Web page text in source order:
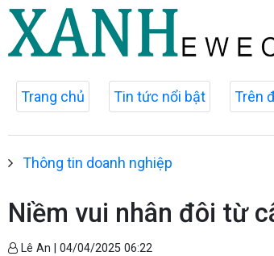
Trang chủ Tin tức nổi bật Trên
Thông tin doanh nghiệp
Niềm vui nhân đôi từ
Lê An | 04/04/2025 06:22